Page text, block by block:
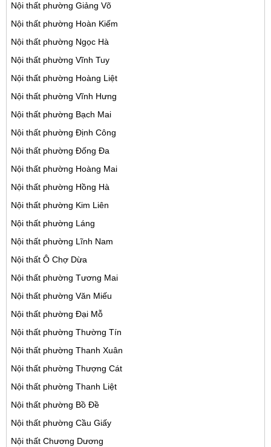
Nội thất phường Giảng Võ
Nội thất phường Hoàn Kiếm
Nội thất phường Ngọc Hà
Nội thất phường Vĩnh Tuy
Nội thất phường Hoàng Liệt
Nội thất phường Vĩnh Hưng
Nội thất phường Bạch Mai
Nội thất phường Định Công
Nội thất phường Đống Đa
Nội thất phường Hoàng Mai
Nội thất phường Hồng Hà
Nội thất phường Kim Liên
Nội thất phường Láng
Nội thất phường Lĩnh Nam
Nội thất Ô Chợ Dừa
Nội thất phường Tương Mai
Nội thất phường Văn Miếu
Nội thất phường Đại Mỗ
Nội thất phường Thường Tín
Nội thất phường Thanh Xuân
Nội thất phường Thượng Cát
Nội thất phường Thanh Liệt
Nội thất phường Bồ Đề
Nội thất phường Cầu Giấy
Nội thất Chương Dương